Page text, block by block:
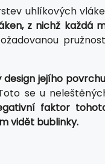
uhlíkových
z nichž každá
design jejího
se u
faktor
vidět bublinky.